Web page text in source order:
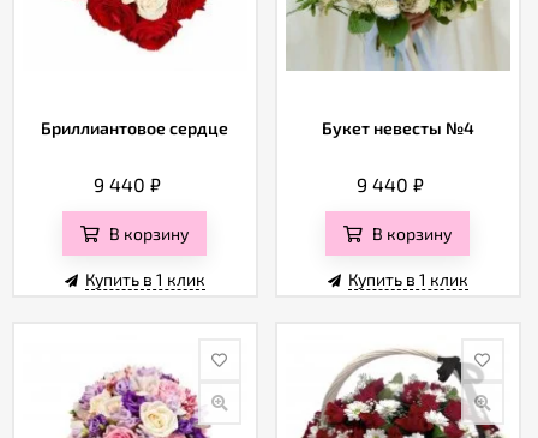
Бриллиантовое сердце
9 440₽
В корзину
Купить в 1 клик
Букет невесты №4
9 440₽
В корзину
Купить в 1 клик